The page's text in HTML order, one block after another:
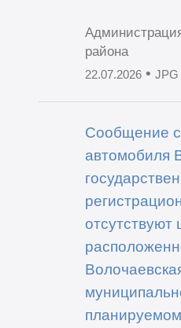
района
22.07.2026• JPG
Сообщение
автомобиля
отсутствуют